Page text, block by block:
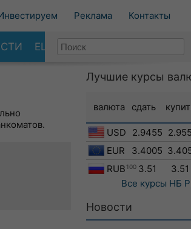
Реклама Контакты
ЕЩЕ
Лучшие курсы
валюта сдать
USD 2.9455 2.955
EUR
3.4005
RUB 100 3.51 3.51
Все курсы НБ
Новости